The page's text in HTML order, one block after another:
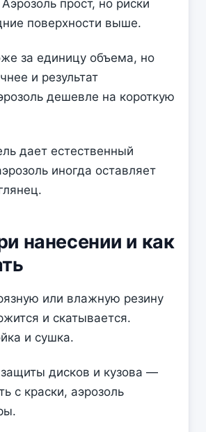
прост, но риски
поверхности выше.
за единицу объема, но
и результат
дешевле на короткую
дает естественный
иногда оставляет
нанесении и как
или влажную резину
и скатывается.
и сушка.
дисков и кузова —
с краски, аэрозоль